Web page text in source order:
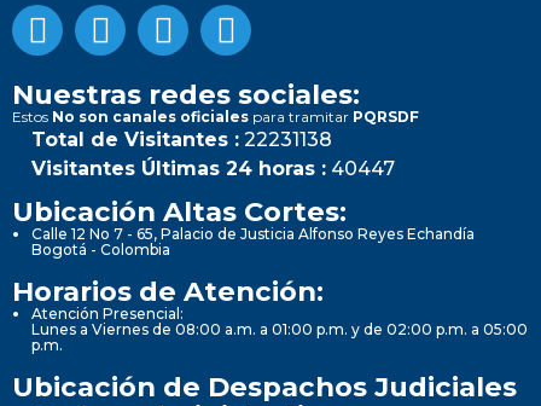
Nuestras redes sociales:
Estos No son canales oficiales para tramitar PQRSDF
Total de Visitantes : 22231138
Visitantes Últimas 24 horas : 40447
Ubicación Altas Cortes:
Calle 12 No 7 - 65, Palacio de Justicia Alfonso Reyes Echandía
Bogotá - Colombia
Horarios de Atención:
Atención Presencial:
Lunes a Viernes de 08:00 a.m. a 01:00 p.m. y de 02:00 p.m. a 05:00
p.m.
Ubicación de Despachos Judiciales